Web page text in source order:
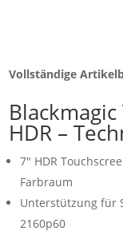
Vollständige
HDR –
7" HDR
Farbraum
Unterstützung für
2160p60